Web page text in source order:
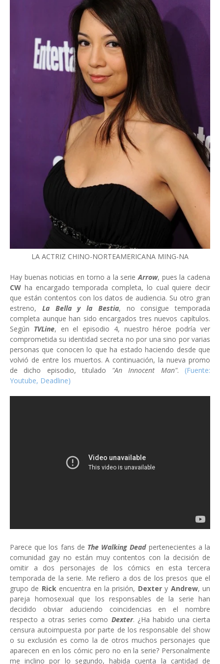
LA ACTRIZ CHINO-NORTEAMERICANA MING-NA
Hay buenas noticias en torno a la serieArrow, pues la cadena
CW ha encargado temporada completa, lo cual quiere decir
que están contentos con los datos de audiencia. Su otro gran
estreno, La Bella y la Bestia, no consigue temporada
completa aunque han sido encargados tres nuevos capítulos.
Según TVLine, en el episodio 4, nuestro héroe podría ver
comprometida su identidad secreta no por una sino por varias
personas que conocen lo que ha estado haciendo desde que
volvió de entre los muertos. A continuación, la nueva promo
de dicho episodio, titulado "An Innocent Man". (Fuente:
Youtube, Deadline)
Parece que los fans de The Walking Deadpertenecientes a la
comunidad gay no están muy contentos con la decisión de
omitir a dos personajes de los cómics en esta tercera
temporada de la serie. Me refiero a dos de los presos que el
grupo de Rick encuentra en la prisión, Dextery Andrew, un
pareja homosexual que los responsables de la serie han
decidido obviar aduciendo coincidencias en el nombre
respecto a otras series como Dexter. ¿Ha habido una cierta
censura autoimpuesta por parte de los responsable del show
o su exclusión es como la de otros muchos personajes que
aparecen en en los cómic pero no en la serie? Personalmente
me inclino por lo segundo, habida cuenta la cantidad de